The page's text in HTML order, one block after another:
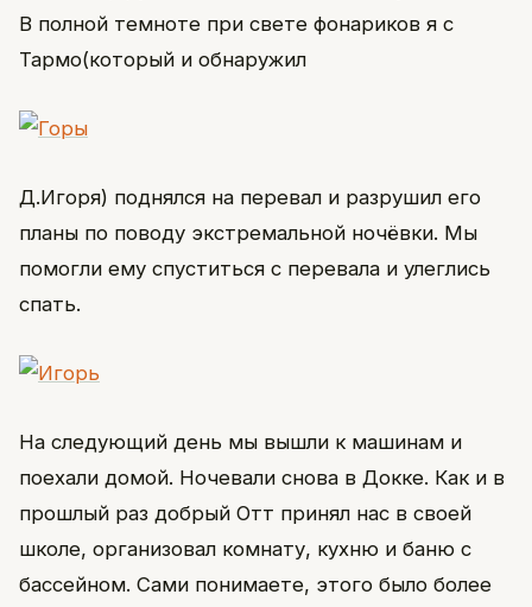
В полной темноте при свете фонариков я с
Тармо(который и обнаружил
Д.Игоря) поднялся на перевал и разрушил его
планы по поводу экстремальной ночёвки. Мы
помогли ему спуститься с перевала и улеглись
спать.
На следующий день мы вышли к машинам и
поехали домой. Ночевали снова в Докке. Как и в
прошлый раз добрый Отт принял нас в своей
школе, организовал комнату, кухню и баню с
бассейном. Сами понимаете, этого было более